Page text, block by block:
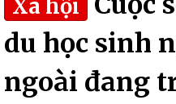
Xã hội
du học sinh
ngoài đang